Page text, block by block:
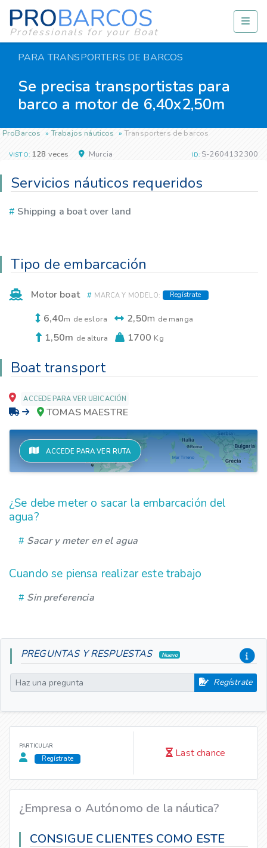
Professionals for your Boat
PARA TRANSPORTERS DE BARCOS
Se precisa transportistas para
barco a motor de 6,40x2,50m
ProBarcos Trabajos náuticos Transporters de barcos
VISTO: 128 veces Murcia ID: S-2604132300
Servicios náuticos requeridos
# Shipping a boat over land
Tipo de embarcación
Motor boat # MARCA Y MODELO: Regístrate
6,40m de eslora 2,50m de manga
1,50m de altura 1700 Kg
Boat transport
ACCEDE PARA VER UBICACIÓN
TOMAS MAESTRE
ACCEDE PARA VER RUTA
¿Se debe meter o sacar la embarcación del
agua?
# Sacar y meter en el agua
Cuando se piensa realizar este trabajo
# Sin preferencia
PREGUNTAS Y RESPUESTAS Nuevo
Regístrate
PARTICULAR
Regístrate Last chance
¿Empresa o Autónomo de la náutica?
CONSIGUE CLIENTES COMO ESTE